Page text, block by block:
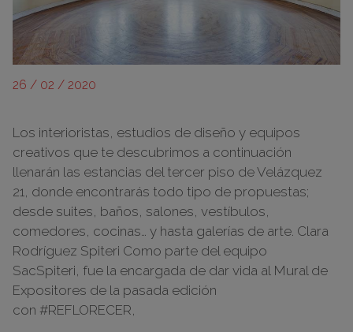
26 / 02 / 2020
Los interioristas, estudios de diseño y equipos
creativos que te descubrimos a continuación
llenarán las estancias del tercer piso de Velázquez
21, donde encontrarás todo tipo de propuestas;
desde suites, baños, salones, vestíbulos,
comedores, cocinas… y hasta galerías de arte. Clara
Rodríguez Spiteri Como parte del equipo
SacSpiteri, fue la encargada de dar vida al Mural de
Expositores de la pasada edición
con #REFLORECER,